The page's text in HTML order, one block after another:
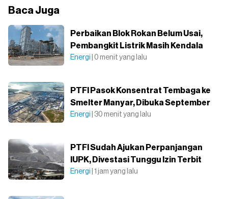
Baca Juga
Perbaikan Blok Rokan Belum Usai,
Pembangkit Listrik Masih Kendala
Energi | 0 menit yang lalu
PTFI Pasok Konsentrat Tembaga ke
Smelter Manyar, Dibuka September
Energi | 30 menit yang lalu
PTFI Sudah Ajukan Perpanjangan
IUPK, Divestasi Tunggu Izin Terbit
Energi | 1 jam yang lalu